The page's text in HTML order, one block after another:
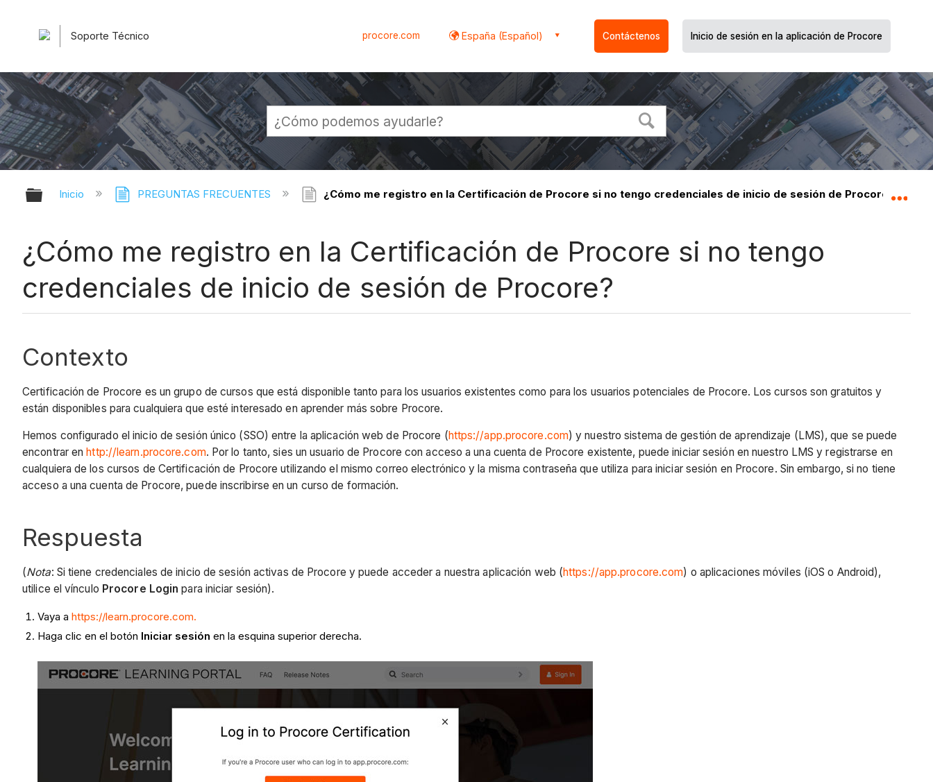
Soporte Técnico procore.com España (Español) Contáctenos Inicio de sesión en la aplicación de Procore
Expandir/contraer jerarquía global
Inicio PREGUNTAS FRECUENTES ¿Cómo me registro en la Certificación de Procore si no tengo credenciales de inicio de sesión de Procore?
¿Cómo me registro en la Certificación de Procore si no tengo
credenciales de inicio de sesión de Procore?
Contexto
Certificación de Procore es un grupo de cursos que está disponible tanto para los usuarios existentes como para los usuarios potenciales de Procore. Los cursos son gratuitos y
están disponibles para cualquiera que esté interesado en aprender más sobre Procore.
Hemos configurado el inicio de sesión único (SSO) entre la aplicación web de Procore (https://app.procore.com) y nuestro sistema de gestión de aprendizaje (LMS), que se puede
encontrar en http://learn.procore.com. Por lo tanto,sies un usuario de Procore con acceso a una cuenta de Procore existente, puede iniciar sesión en nuestro LMS y registrarse en
cualquiera de los cursos de Certificación de Procore utilizando el mismo correo electrónico y la misma contraseña que utiliza para iniciar sesión en Procore. Sin embargo, si no tiene
acceso a una cuenta de Procore, puede inscribirse en un curso de formación.
Respuesta
(Nota: Si tiene credenciales de inicio de sesión activas de Procore y puede acceder a nuestra aplicación web (https://app.procore.com) o aplicaciones móviles (iOS o Android),
utilice el vínculo Procore Login para iniciar sesión).
Vaya ahttps://learn.procore.com.
Haga clic en el botón Iniciar sesión en la esquina superior derecha.